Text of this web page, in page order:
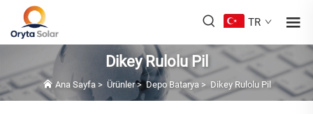
TR
Dikey Rulolu Pil
Ana Sayfa> Ürünler> Depo Batarya > Dikey Rulolu Pil